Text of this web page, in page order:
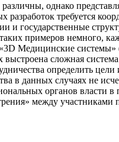
однако
требуется
и государственные
примеров немного,
Медицинские
сложная
определить
в данных случаях не
органов власти
между участниками